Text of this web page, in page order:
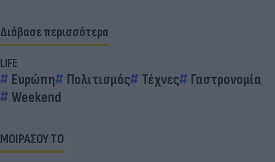
Διάβασε περισσότερα
LIFE
Ευρώπη Πολιτισμός Τέχνες
Γαστρονομία
Weekend
ΜΟΙΡΑΣΟΥ ΤΟ